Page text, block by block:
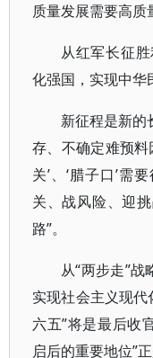
质量发展需要高质
从红军长征
化强国，实现中华
新征程是新的
存、不确定难预料
关’、‘腊子口’需
关、战风险、迎
路”。
从“两步走”
实现社会主义现代
六五”将是最后收
启后的重要地位”